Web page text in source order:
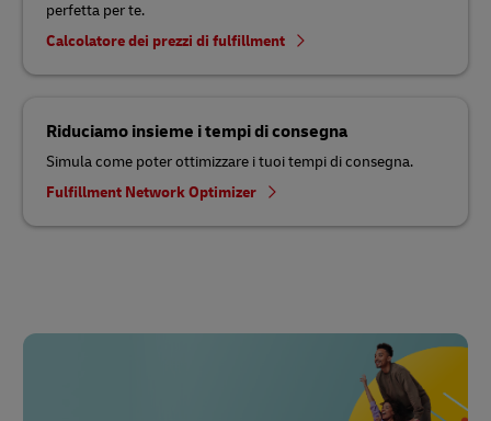
perfetta per te.
Calcolatore dei prezzi di fulfillment
Riduciamo insieme i tempi di consegna
Simula come poter ottimizzare i tuoi tempi di consegna.
Fulfillment Network Optimizer